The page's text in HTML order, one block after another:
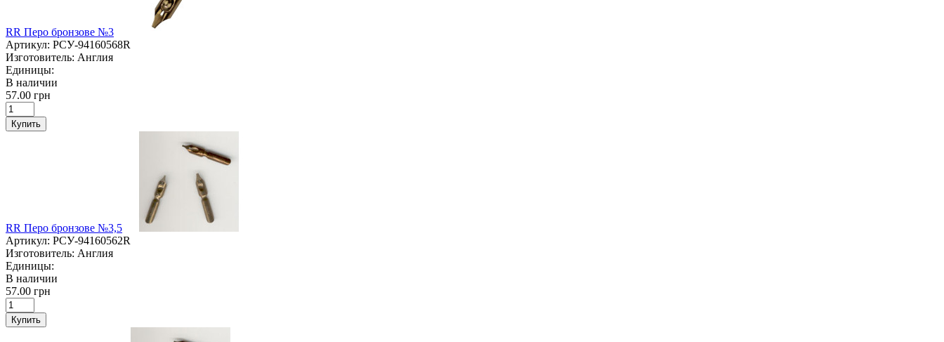
RR Перо бронзове №3
Артикул: РСУ-94160568R
Изготовитель: Англия
Единицы:
В наличии
57.00 грн
Купить
RR Перо бронзове №3,5
Артикул: РСУ-94160562R
Изготовитель: Англия
Единицы:
В наличии
57.00 грн
Купить